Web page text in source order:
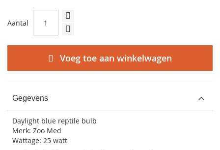
Aantal
Voeg toe aan winkelwagen
Gegevens
Daylight blue reptile bulb
Merk: Zoo Med
Wattage: 25 watt